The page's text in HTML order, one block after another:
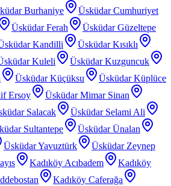
Burhaniye
Üsküdar Cumhuriyet
Üsküdar Ferah
Üsküdar Güzeltepe
Kandilli
Üsküdar Kısıklı
Kuleli
Üsküdar Kuzguncuk
Üsküdar Küçüksu
Üsküdar Küplüce
Ersoy
Üsküdar Mimar Sinan
Salacak
Üsküdar Selami Ali
Sultantepe
Üsküdar Ünalan
Üsküdar Yavuztürk
Üsküdar Zeynep
Kadıköy Acıbadem
Kadıköy
Kadıköy Caferağa